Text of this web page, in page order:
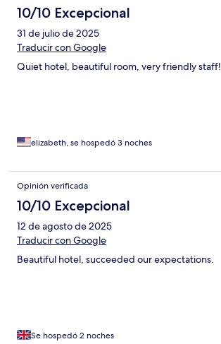
10/10 Excepcional
31 de julio de 2025
Traducir con Google
Quiet hotel, beautiful room, very friendly staff!
elizabeth, se hospedó 3 noches
Opinión verificada
10/10 Excepcional
12 de agosto de 2025
Traducir con Google
Beautiful hotel, succeeded our expectations.
Se hospedó 2 noches